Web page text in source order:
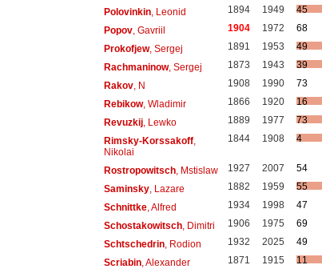
Polovinkin, Leonid 1894 1949
45
Popov, Gavriil 1904 1972
68
Prokofjew, Sergej 1891 1953
49
Rachmaninow, Sergej 1873 1943
39
Rakov, N 1908 1990
73
Rebikow, Wladimir 1866 1920
16
Revuzkij, Lewko 1889 1977
73
Rimsky-Korssakoff,
Nikolai
1844 1908 4
Rostropowitsch, Mstislaw 1927 2007
54
Saminsky, Lazare 1882 1959
55
Schnittke, Alfred 1934 1998
47
Schostakowitsch, Dimitri 1906 1975
69
Schtschedrin, Rodion 1932 2025
49
Scriabin, Alexander 1871 1915
11